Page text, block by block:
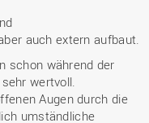
auch extern aufbaut.
schon während der
wertvoll.
Augen durch die
umständliche